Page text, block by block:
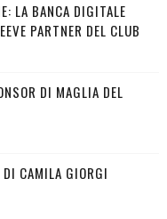
LA BANCA DIGITALE
PARTNER DEL CLUB
DI MAGLIA DEL
CAMILA GIORGI